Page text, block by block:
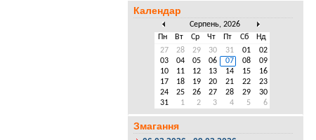
Календар
Серпень, 2026
Пн
Вт Ср Чт Пт Сб
Нд
27
28 29 30 31 01
02
03
04 05 06 07 08
09
10
11 12 13 14 15
16
17
18 19 20 21 22
23
24
25 26 27 28 29
30
31
1 2 3 4 5 6
Змагання